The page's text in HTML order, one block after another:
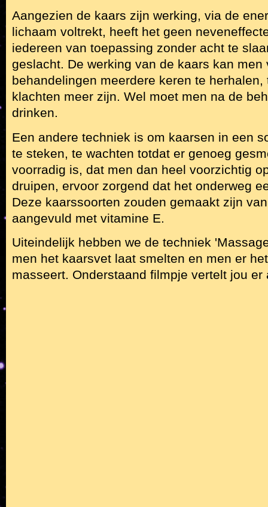
Aangezien de kaars zijn werking, via de
lichaam voltrekt, heeft het geen
iedereen van toepassing zonder acht te
geslacht. De werking van de kaars kan men
behandelingen meerdere keren te herhalen,
klachten meer zijn. Wel moet men na de
drinken.
Een andere techniek is om kaarsen in een
te steken, te wachten totdat er genoeg
voorradig is, dat men dan heel voorzichtig
druipen, ervoor zorgend dat het onderweg
Deze kaarssoorten zouden gemaakt zijn
aangevuld met vitamine E.
Uiteindelijk hebben we de techniek
men het kaarsvet laat smelten en men er
masseert. Onderstaand filmpje vertelt jou er